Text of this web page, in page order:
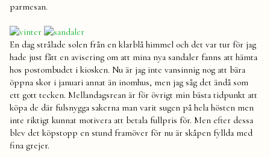
parmesan.
En dag strålade solen från en klarblå himmel och det var tur för jag
hade just fått en avisering om att mina nya sandaler fanns att hämta
hos postombudet i kiosken. Nu är jag inte vansinnig nog att bära
öppna skor i januari annat än inomhus, men jag såg det ändå som
ett gott tecken. Mellandagsrean är för övrigt min bästa tidpunkt att
köpa de där fulsnygga sakerna man varit sugen på hela hösten men
inte riktigt kunnat motivera att betala fullpris för. Men efter dessa
blev det köpstopp en stund framöver för nu är skåpen fyllda med
fina grejer.